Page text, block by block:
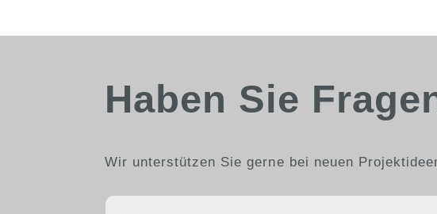
Haben Sie
Wir unterstützen Sie gerne bei neuen